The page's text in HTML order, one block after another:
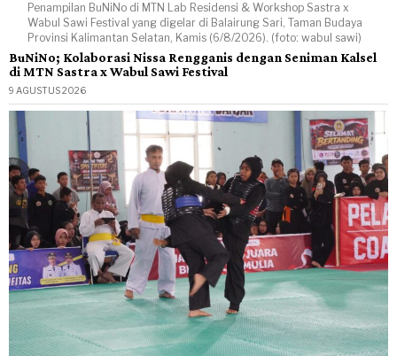
Penampilan BuNiNo di MTN Lab Residensi & Workshop Sastra x
Wabul Sawi Festival yang digelar di Balairung Sari, Taman Budaya
Provinsi Kalimantan Selatan, Kamis (6/8/2026). (foto: wabul sawi)
BuNiNo; Kolaborasi Nissa Rengganis dengan Seniman Kalsel
di MTN Sastra x Wabul Sawi Festival
9 AGUSTUS 2026